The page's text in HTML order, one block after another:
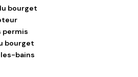
bourget
permis
bourget
bains